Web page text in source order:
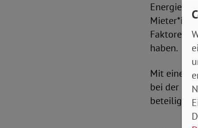
Faktoren,
haben.
Mit einem
bei der
beteiligen;